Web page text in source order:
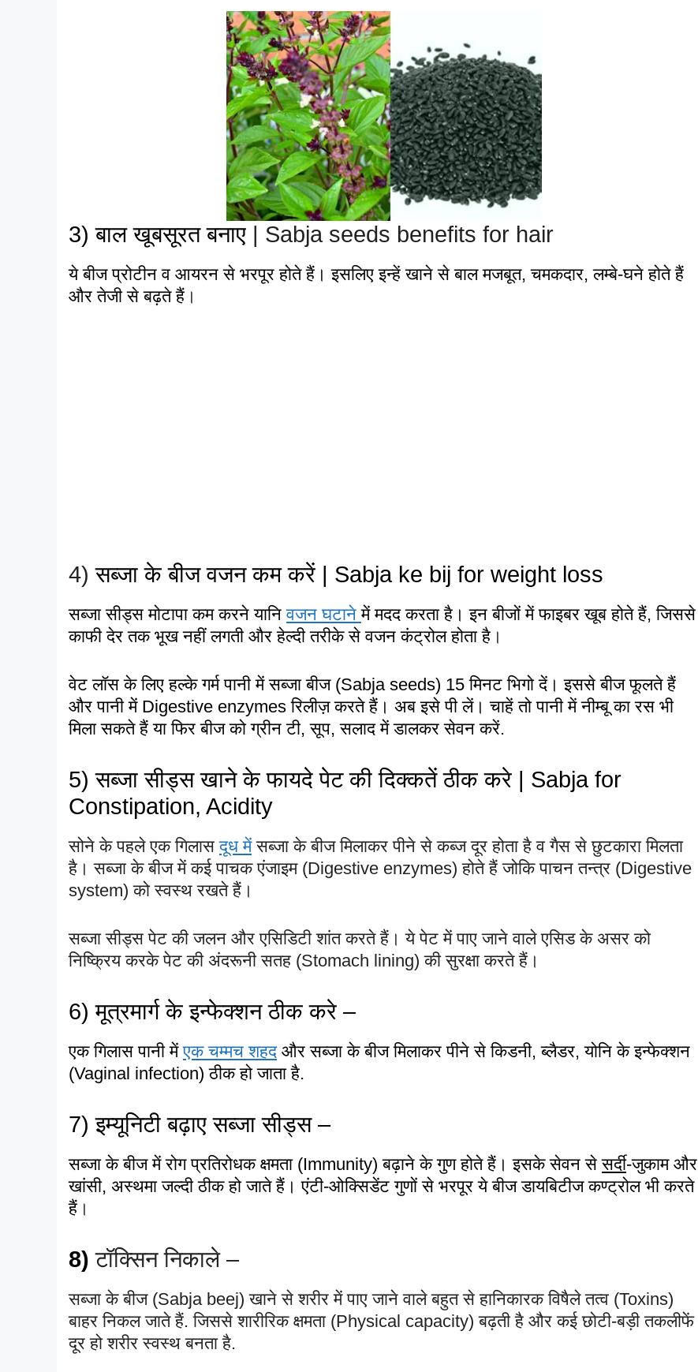
3) बाल खूबसूरत बनाए | Sabja seeds benefits for hair
ये बीज प्रोटीन व आयरन से भरपूर होते हैं। इसलिए इन्हें खाने से बाल मजबूत, चमकदार, लम्बे-घने होते हैं
और तेजी से बढ़ते हैं ।
4)सब्जा के बीज वजन कम करें | Sabja ke bij for weight loss
सब्जा सीड्स मोटापा कम करने यानि वजन घटानेमें मदद करता है। इन बीजों में फाइबर खूब होते हैं, जिससे
काफी देर तक भूख नहीं लगती और हेल्दी तरीके से वजन कंट्रोल होता है ।
वेट लॉस के लिए हल्के गर्म पानी में सब्जा बीज (Sabja seeds) 15 मिनट भिगो दें। इससे बीज फूलते हैं
और पानी में Digestive enzymes रिलीज़ करते हैं। अब इसे पी लें। चाहें तो पानी में नीम्बू का रस भी
मिला सकते हैं या फिर बीज को ग्रीन टी, सूप, सलाद में डालकर सेवन करें.
5) सब्जा सीड्स खाने के फायदे पेट की दिक्कतें ठीक करे | Sabja for
Constipation, Acidity
सोने के पहले एक गिलासदूध मेंसब्जा के बीज मिलाकर पीने से कब्ज दूर होता है व गैस से छुटकारा मिलता
है। सब्जा के बीज में कई पाचक एंजाइम (Digestive enzymes) होते हैं जोकि पाचन तन्त्र (Digestive
system) को स्वस्थ रखते हैं।
सब्जा सीड्स पेट की जलन और एसिडिटी शांत करते हैं। ये पेट में पाए जाने वाले एसिड के असर को
निष्क्रिय करके पेट की अंदरूनी सतह (Stomach lining) की सुरक्षा करते हैं।
6) मूत्रमार्ग के इन्फेक्शन ठीक करे –
एक गिलास पानी में एक चम्मच शहद और सब्जा के बीज मिलाकर पीने से किडनी, ब्लैडर, योनि के इन्फेक्शन
(Vaginal infection) ठीक हो जाता है.
7) इम्यूनिटी बढ़ाए सब्जा सीड्स –
सब्जा के बीज में रोग प्रतिरोधक क्षमता (Immunity) बढ़ाने के गुण होते हैं। इसके सेवन सेसर्दी-जुकाम और
खांसी, अस्थमा जल्दी ठीक हो जाते हैं। एंटी-ओक्सिडेंट गुणों से भरपूर ये बीज डायबिटीज कण्ट्रोल भी करते
हैं ।
8)टॉक्सिन निकाले –
सब्जा के बीज (Sabja beej) खाने से शरीर में पाए जाने वाले बहुत से हानिकारक विषैले तत्व (Toxins)
बाहर निकल जाते हैं. जिससे शारीरिक क्षमता (Physical capacity) बढ़ती है और कई छोटी-बड़ी तकलीफें
दूर हो शरीर स्वस्थ बनता है.